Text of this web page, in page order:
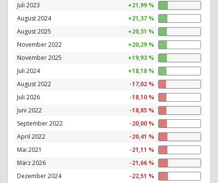
Juli 2023
+21,99 %
August 2024
+21,37 %
August 2025
+20,31 %
November 2022
+20,29 %
November 2025
+19,93 %
Juli 2024
+18,18 %
August 2022
-17,02 %
Juli 2026
-18,10 %
Juni 2022
-18,85 %
September 2022
-20,00 %
April 2022
-20,41 %
Mai 2021
-21,11 %
März 2026
-21,66 %
Dezember 2024
-22,51 %